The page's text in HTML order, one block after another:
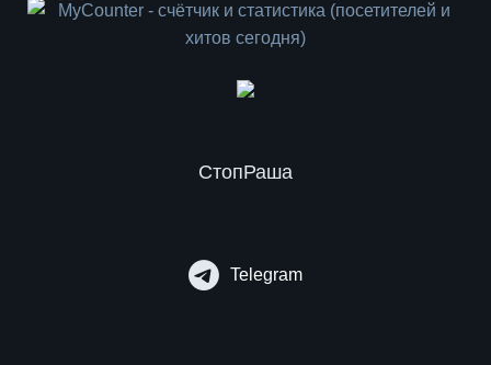
СтопРаша
Telegram